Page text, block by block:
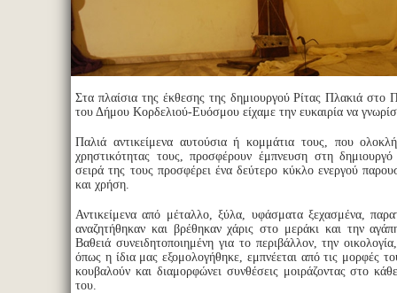
Στα πλαίσια της έκθεσης της δημιουργού Ρίτας Πλακιά στο
του Δήμου Κορδελιού-Ευόσμου είχαμε την ευκαιρία να
Παλιά αντικείμενα αυτούσια ή κομμάτια τους, που
χρηστικότητας τους, προσφέρουν έμπνευση στη
σειρά της τους προσφέρει ένα δεύτερο κύκλο ενεργού
και χρήση.
Αντικείμενα από μέταλλο, ξύλα, υφάσματα ξεχασμένα,
αναζητήθηκαν και βρέθηκαν χάρις στο μεράκι και την
Βαθειά συνειδητοποιημένη για το περιβάλλον, την
όπως η ίδια μας εξομολογήθηκε, εμπνέεται από τις μορφές
κουβαλούν και διαμορφώνει συνθέσεις μοιράζοντας στο
του.